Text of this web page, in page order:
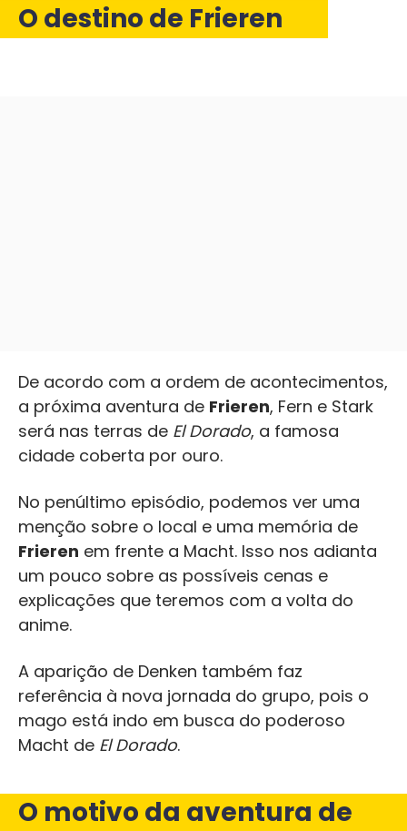
O destino de Frieren
De acordo com a ordem de acontecimentos,
a próxima aventura de Frieren, Fern e Stark
será nas terras de El Dorado, a famosa
cidade coberta por ouro.
No penúltimo episódio, podemos ver uma
menção sobre o local e uma memória de
Frieren em frente a Macht. Isso nos adianta
um pouco sobre as possíveis cenas e
explicações que teremos com a volta do
anime.
A aparição de Denken também faz
referência à nova jornada do grupo, pois o
mago está indo em busca do poderoso
Macht de El Dorado.
O motivo da aventura de